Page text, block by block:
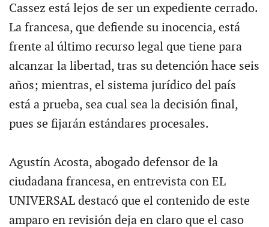
Cassez está lejos de ser un expediente cerrado.
La francesa, que defiende su inocencia, está
frente al último recurso legal que tiene para
alcanzar la libertad, tras su detención hace seis
años; mientras, el sistema jurídico del país
está a prueba, sea cual sea la decisión final,
pues se fijarán estándares procesales.
Agustín Acosta, abogado defensor de la
ciudadana francesa, en entrevista con EL
UNIVERSAL destacó que el contenido de este
amparo en revisión deja en claro que el caso